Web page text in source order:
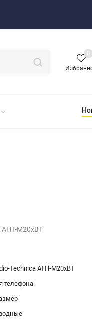
0
M20xBT
Technica ATH-M20xBT
телефона